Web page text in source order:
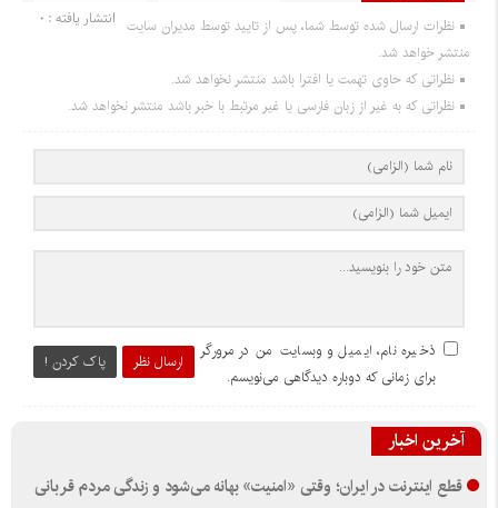
انتشار یافته : 0 نظرات ارسال شده توسط شما، پس از تایید توسط مدیران سایت
منتشر خواهد شد.
نظراتی که حاوی تهمت یا افترا باشد منتشر نخواهد شد.
نظراتی که به غیر از زبان فارسی یا غیر مرتبط با خبر باشد منتشر نخواهد شد.
ارسال نظر پاک کردن !
ذخیره نام، ایمیل و وبسایت من در مرورگر
برای زمانی که دوباره دیدگاهی می‌نویسم.
آخرین اخبار
قطع اینترنت در ایران؛ وقتی «امنیت» بهانه می‌شود و زندگی مردم قربانی